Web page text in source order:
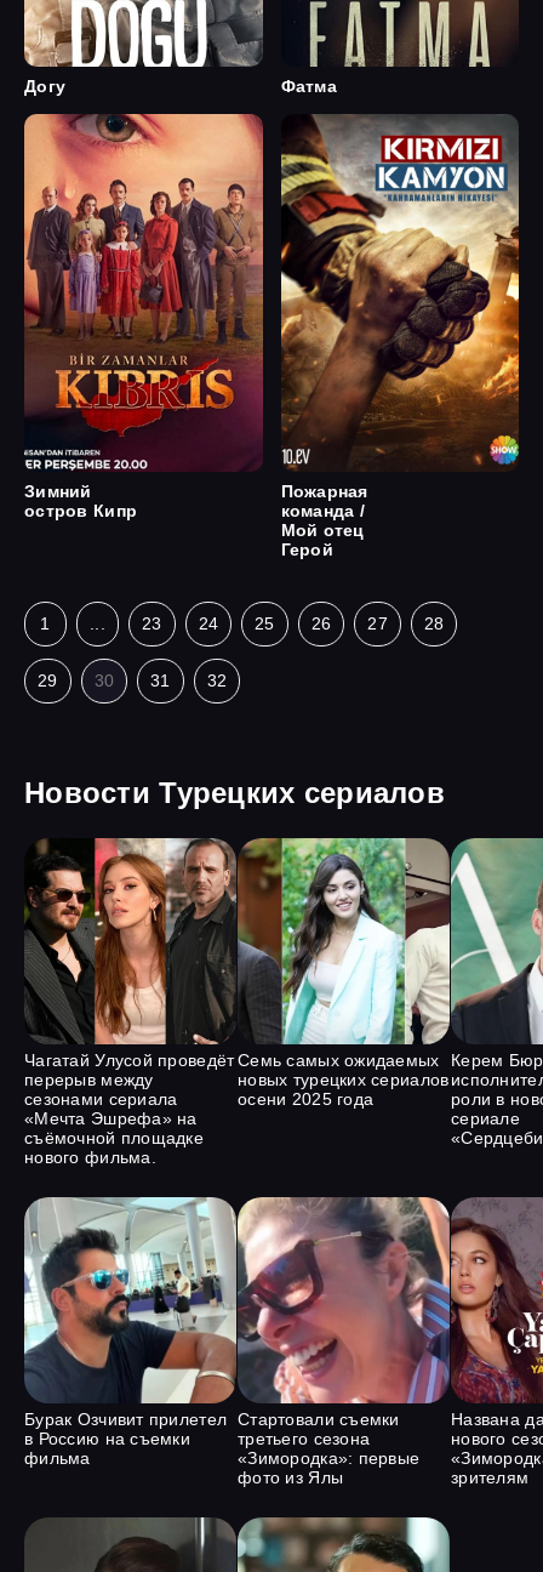
Догу Фатма
Зимний
остров Кипр
Пожарная
команда /
Мой отец
Герой
1 23 24 25 26 27 28
29 30 31 32
Новости Турецких сериалов
Чагатай Улусой проведёт
перерыв между
сезонами сериала
«Мечта Эшрефа» на
съёмочной площадке
нового фильма.
Семь самых ожидаемых
новых турецких сериалов
осени 2025 года
Керем
роли в
сериале
Бурак Озчивит прилетел
в Россию на съемки
фильма
Стартовали съемки
третьего сезона
«Зимородка»: первые
фото из Ялы
Названа
нового
зрителям